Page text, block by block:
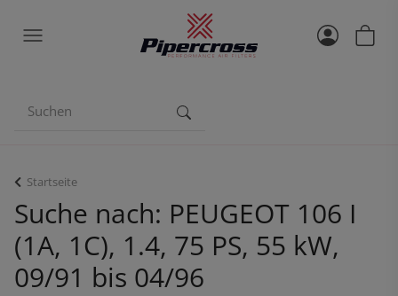
Startseite
Suche nach: PEUGEOT 106 I
(1A, 1C), 1.4, 75 PS, 55 kW,
09/91 bis 04/96